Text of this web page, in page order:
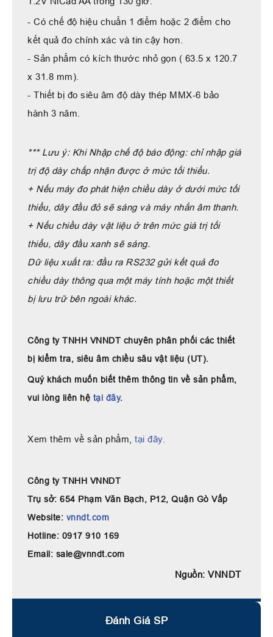
- Có chế độ hiệu chuẩn 1 điểm hoặc 2 điểm cho
kết quả đo chính xác và tin cậy hơn.
- Sản phẩm có kích thước nhỏ gọn ( 63.5 x 120.7
x 31.8 mm).
- Thiết bị đo siêu âm độ dày thép MMX-6 bảo
hành 3 năm.
*** Lưu ý: Khi Nhập chế độ báo động: chỉ nhập giá
trị độ dày chấp nhận được ở mức tối thiểu.
+ Nếu máy đo phát hiện chiều dày ở dưới mức tối
thiểu, dây đầu đỏ sẽ sáng và máy nhắn âm thanh.
+ Nếu chiều dày vật liệu ở trên mức giá trị tối
thiểu, dây đầu xanh sẽ sáng.
Dữ liệu xuất ra: đầu ra RS232 gửi kết quả đo
chiều dày thông qua một máy tính hoặc một thiết
bị lưu trữ bên ngoài khác.
Công ty TNHH VNNDT chuyên phân phối các thiết
bị kiểm tra, siêu âm chiều sâu vật liệu (UT).
Quý khách muốn biết thêm thông tin về sản phẩm,
vui lòng liên hệ tại đây.
Xem thêm về sản phẩm, tại đây.
Công ty TNHH VNNDT
Trụ sở: 654 Phạm Văn Bạch, P12, Quận Gò Vấp
Website: vnndt.com
Hotline: 0917 910 169
Email: sale@vnndt.com
Nguồn: VNNDT
Đánh Giá SP